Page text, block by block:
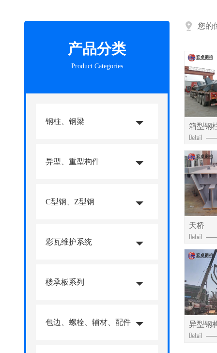
产品分类
Product Categories
钢柱、钢梁
异型、重型构件
C型钢、Z型钢
彩瓦维护系统
楼承板系列
包边、螺栓、辅材、配件
您的
箱型钢
天桥
异型钢